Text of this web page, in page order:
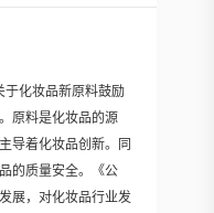
化妆品新原料鼓励
原料是化妆品的源
导着化妆品创新。同
的质量安全。《公
展，对化妆品行业发